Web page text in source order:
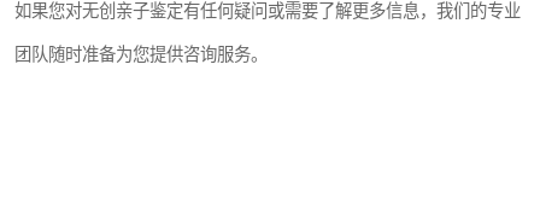
如果您对无创亲子鉴定有任何疑问或需要了解更多信息，我们的专业
团队随时准备为您提供咨询服务。